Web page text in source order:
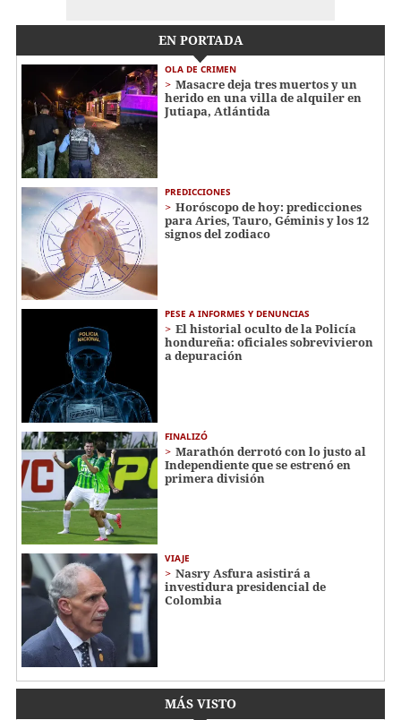
EN PORTADA
OLA DE CRIMEN
Masacre deja tres muertos y un
herido en una villa de alquiler en
Jutiapa, Atlántida
PREDICCIONES
Horóscopo de hoy: predicciones
para Aries, Tauro, Géminis y los 12
signos del zodiaco
PESE A INFORMES Y DENUNCIAS
El historial oculto de la Policía
hondureña: oficiales sobrevivieron
a depuración
FINALIZÓ
Marathón derrotó con lo justo al
Independiente que se estrenó en
primera división
VIAJE
Nasry Asfura asistirá a
investidura presidencial de
Colombia
MÁS VISTO